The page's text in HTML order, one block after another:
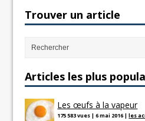
Trouver un article
Articles les plus
Les œufs à la vapeur
175 583 vues |6 mai 2016 |les